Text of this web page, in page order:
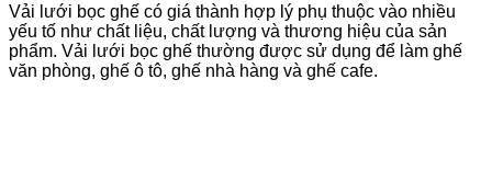
Vải lưới bọc ghế có giá thành hợp lý phụ thuộc vào nhiều
yếu tố như chất liệu, chất lượng và thương hiệu của sản
phẩm. Vải lưới bọc ghế thường được sử dụng để làm ghế
văn phòng, ghế ô tô, ghế nhà hàng và ghế cafe.